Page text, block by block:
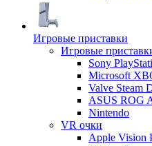
Игровые приставки
Игровые
Sony
Microsoft
Valve Steam
ASUS ROG
Nintendo
VR очки
Apple Vision